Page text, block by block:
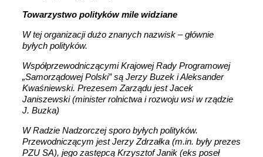
Towarzystwo polityków mile widziane
W tej organizacji dużo znanych nazwisk – głównie
byłych polityków.
Współprzewodniczącymi Krajowej Rady Programowej
„Samorządowej Polski” są Jerzy Buzek i Aleksander
Kwaśniewski. Prezesem Zarządu jest Jacek
Janiszewski (minister rolnictwa i rozwoju wsi w rządzie
J. Buzka)
W Radzie Nadzorczej sporo byłych polityków.
Przewodniczącym jest Jerzy Zdrzałka (m.in. były prezes
PZU SA), jego zastępcą Krzysztof Janik (eks poseł